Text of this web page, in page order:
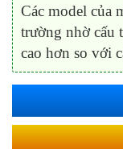
Các model của
trường nhờ cấu
cao hơn so với